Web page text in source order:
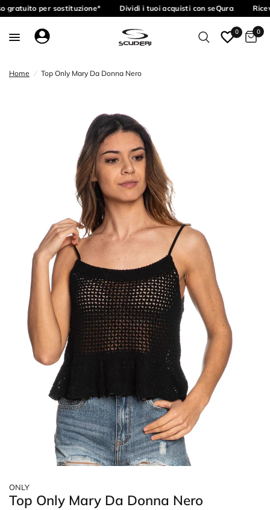
gratuito per sostituzione* Dividi i tuoi acquisti con seQura
0 0
Home / Top Only Mary Da Donna Nero
ONLY
Top Only Mary Da Donna Nero